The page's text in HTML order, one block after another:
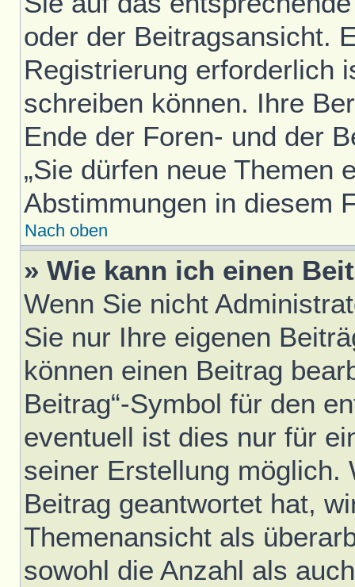
oder der Beitragsansicht.
Registrierung erforderlich
schreiben können. Ihre
Ende der Foren- und der
„Sie dürfen neue Themen
Abstimmungen in diesem
Nach oben
» Wie kann ich einen
Wenn Sie nicht
Sie nur Ihre eigenen
können einen Beitrag
Beitrag“-Symbol für den
eventuell ist dies nur für
seiner Erstellung möglich.
Beitrag geantwortet hat,
Themenansicht als
sowohl die Anzahl als